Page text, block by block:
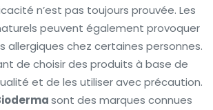
n’est pas toujours prouvée. Les
peuvent également provoquer
allergiques chez certaines personnes.
de choisir des produits à base de
et de les utiliser avec précaution.
sont des marques connues